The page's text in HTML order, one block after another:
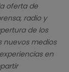
oferta de
radio y
de los
nuevos medios
en